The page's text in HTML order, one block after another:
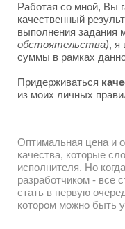
Работая со мной, Вы
качественный
выполнения задания
обстоятельства), я
суммы в рамках
Придерживаться
из моих личных
Оптимальная цена и
качества, которые
исполнителя. Но
разработчиком - все
стать в первую
котором можно быть